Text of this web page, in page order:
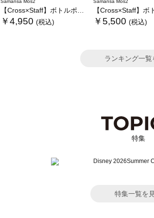
Samansa Mos2
【Cross×Staff】ボトルポケ付/ハーフムーンフリルbag
￥4,950 (税込)
Samansa Mos2
【Cross×Staff】ボトルポケ付/10ポケッ
￥5,500 (税込)
ランキング一覧
特集
特集一覧を